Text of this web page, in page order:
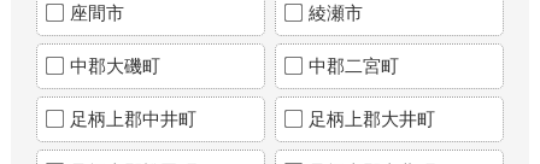
座間市 綾瀬市
中郡大磯町 中郡二宮町
足柄上郡中井町 足柄上郡大井町